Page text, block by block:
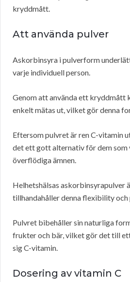
kryddmått.
Att använda pulver
Askorbinsyra i pulverform
varje individuell person.
Genom att använda ett kryddmått
enkelt mätas ut, vilket gör denna
Eftersom pulvret är ren C-vitamin
det ett gott alternativ för dem som
överflödiga ämnen.
Helhetshälsas askorbinsyrapulver
tillhandahåller denna flexibility och
Pulvret bibehåller sin naturliga
frukter och bär, vilket gör det till
sig C-vitamin.
Dosering av vitamin C